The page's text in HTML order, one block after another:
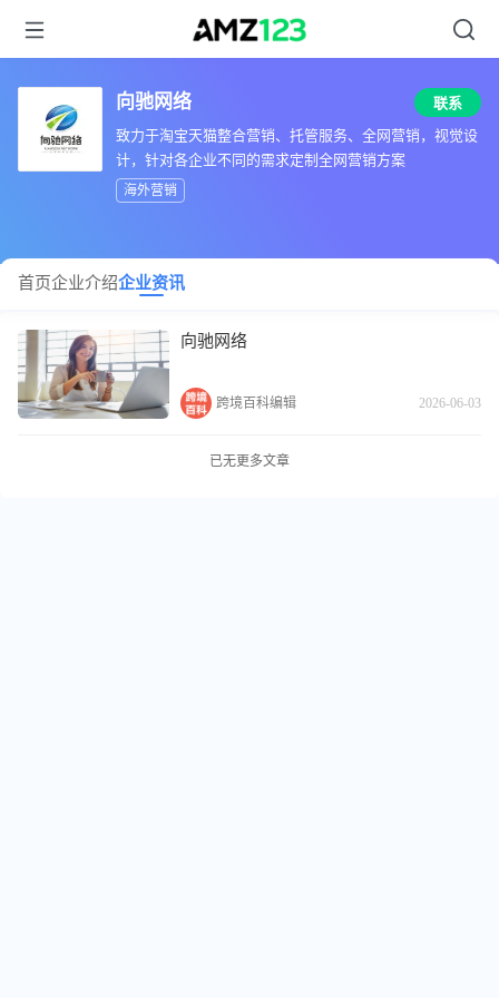
向驰网络
联系
致力于淘宝天猫整合营销、托管服务、全网营销，视觉设
计，针对各企业不同的需求定制全网营销方案
海外营销
首页企业介绍企业资讯
向驰网络
跨境百科编辑 2026-06-03
已无更多文章